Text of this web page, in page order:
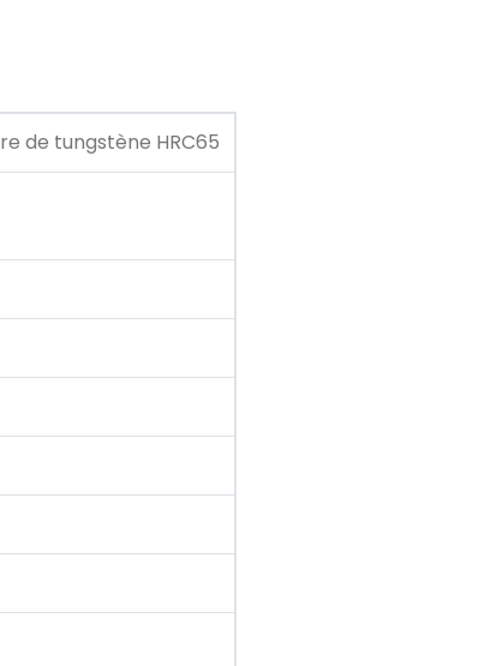
de tungstène HRC65